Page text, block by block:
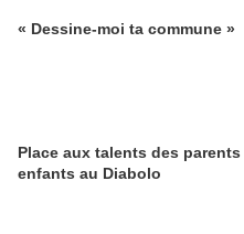
« Dessine-moi ta commune »
Place aux talents des parents et
enfants au Diabolo